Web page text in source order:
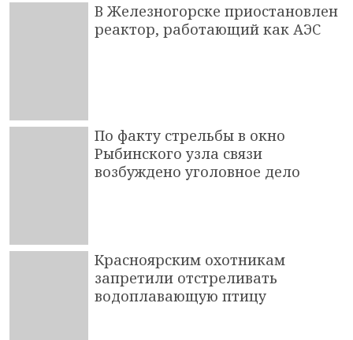
В Железногорске приостановлен
реактор, работающий как АЭС
По факту стрельбы в окно
Рыбинского узла связи
возбуждено уголовное дело
Красноярским охотникам
запретили отстреливать
водоплавающую птицу